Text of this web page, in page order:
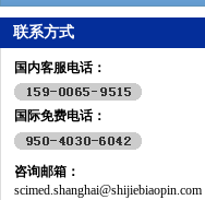
联系方式
国内客服电话：
国际免费电话：
咨询邮箱：
scimed.shanghai@shijiebiaopin.com